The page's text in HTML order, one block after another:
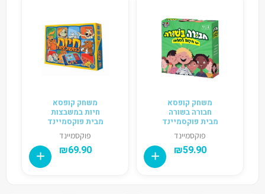
משחק קופסא
חבורה בשורה
מבית פוקסמיינד
פוקסמיינד
₪59.90
משחק קופסא
חיות במשבצות
מבית פוקסמיינד
פוקסמיינד
₪69.90